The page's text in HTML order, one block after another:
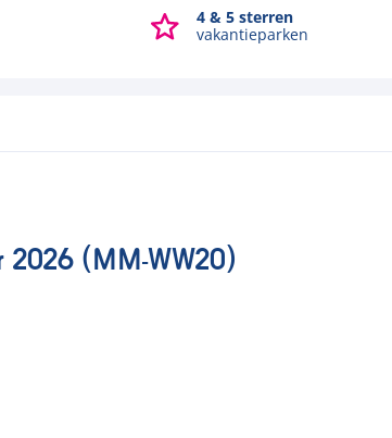
Bekijk alle foto's
4 & 5 sterren
vakantieparken
2026 (MM-WW20)